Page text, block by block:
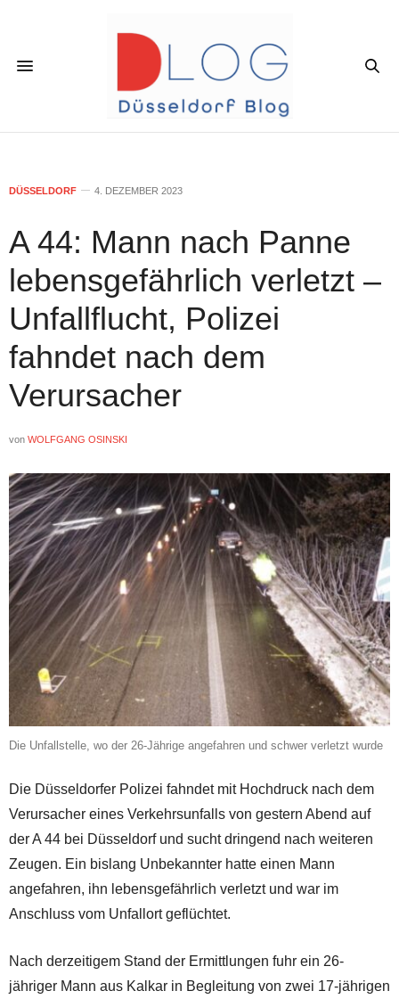
DÜSSELDORF 4. DEZEMBER 2023
A 44: Mann nach Panne
lebensgefährlich verletzt –
Unfallflucht, Polizei
fahndet nach dem
Verursacher
von WOLFGANG OSINSKI
Die Unfallstelle, wo der 26-Jährige angefahren und schwer verletzt wurde
Die Düsseldorfer Polizei fahndet mit Hochdruck nach dem
Verursacher eines Verkehrsunfalls von gestern Abend auf
der A 44 bei Düsseldorf und sucht dringend nach weiteren
Zeugen. Ein bislang Unbekannter hatte einen Mann
angefahren, ihn lebensgefährlich verletzt und war im
Anschluss vom Unfallort geflüchtet.
Nach derzeitigem Stand der Ermittlungen fuhr ein 26-
jähriger Mann aus Kalkar in Begleitung von zwei 17-jährigen